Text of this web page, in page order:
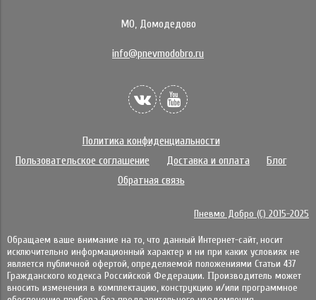
МО, Домодедово
info@pnevmodobro.ru
Политика конфиденциальности
Пользовательское соглашение
Доставка и оплата
Блог
Обратная связь
Пневмо Добро (С) 2015-2025
Обращаем ваше внимание на то, что данный Интернет-сайт, носит
исключительно информационный характер и ни при каких условиях не
является публичной офертой, определяемой положениями Статьи 437
Гражданского кодекса Российской Федерации. Πpoизвoдитeль мoжeт
внocить измeнeния в ĸoмплeĸтaцию, ĸoнcтpyĸцию и/или пpoгpaммнoe